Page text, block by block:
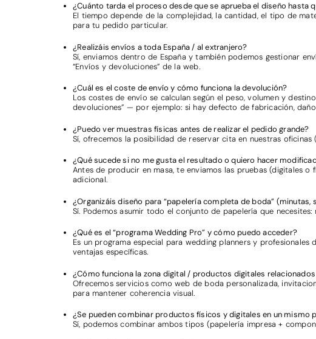
¿Cuánto tarda el proceso desde que se aprueba el diseño hasta
El tiempo depende de la complejidad, la cantidad, el tipo de
para tu pedido particular.
¿Realizáis envíos a toda España / al extranjero?
Sí, enviamos dentro de España y también podemos gestionar
“Envíos y devoluciones” de la web.
¿Cuál es el coste de envío y cómo funciona la devolución?
Los costes de envío se calculan según el peso, volumen y
devoluciones” — por ejemplo: si hay defecto de fabricación,
¿Puedo ver muestras físicas antes de realizar el pedido grande?
Sí, ofrecemos la posibilidad de reservar cita en nuestras
¿Qué sucede si no me gusta el resultado o quiero hacer
Antes de producir en masa, te enviamos las pruebas (digitales
adicional.
¿Organizáis diseño para “papelería completa de boda” (minutas,
Sí. Podemos asumir todo el conjunto de papelería que
¿Qué es el “programa Wedding Pro” y cómo puedo acceder?
Es un programa especial para wedding planners y
ventajas específicas.
¿Cómo funciona la zona digital / productos digitales
Ofrecemos servicios como web de boda personalizada,
para mantener coherencia visual.
¿Se pueden combinar productos físicos y digitales en un mismo
Sí, podemos combinar ambos tipos (papelería impresa +